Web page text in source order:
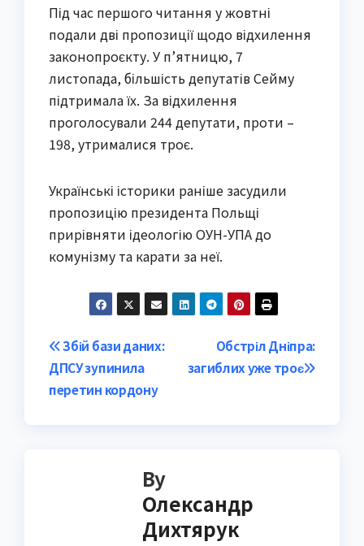
Під час першого читання у жовтні
подали дві пропозиції щодо відхилення
законопроєкту. У п’ятницю, 7
листопада, більшість депутатів Сейму
підтримала їх. За відхилення
проголосували 244 депутати, проти –
198, утрималися троє.
Українські історики раніше засудили
пропозицію президента Польщі
прирівняти ідеологію ОУН-УПА до
комунізму та карати за неї.
Post
navigation
Обстріл Дніпра:
загиблих уже троє
Збій бази даних:
ДПСУ зупинила
перетин кордону
By
Олександр
Дихтярук